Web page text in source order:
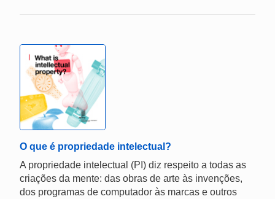
O que é propriedade intelectual?
A propriedade intelectual (PI) diz respeito a todas as
criações da mente: das obras de arte às invenções,
dos programas de computador às marcas e outros